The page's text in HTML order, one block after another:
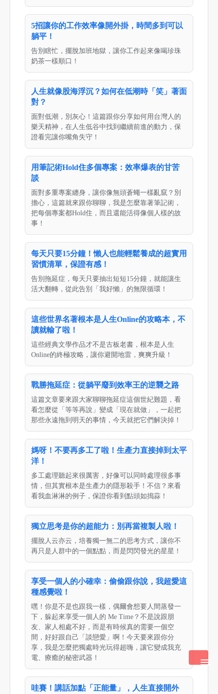
5招讓你的工作效率像開外掛，時間多到可以
躺平！
告別瞎忙，擺脫加班地獄，讓你工作起來像喝珍珠
奶茶一樣順口！
人生就像股海浮沉？如何在低潮時「笑」著面
對？
面對低潮，別灰心！這篇跟你分享如何用台灣人的
樂天精神，在人生低谷中找到繼續前進的動力，保
證看完讓你嘴角失守！
用筆記術Hold住多個專案：效率爆表的甘苦
談
面對多重專案纏身，讓你像無頭蒼蠅一樣亂竄？別
擔心，這篇就來跟你聊聊，我是怎麼靠著筆記術，
把每個專案都Hold住，而且還能活得像個人樣的故
事！
每天只要15分鐘！懶人也能輕鬆養成的超實用
習慣清單，保證有感！
告別拖延症，每天只要抽出短短15分鐘，就能讓生
活大翻轉，從此告別「我好懶」的無限循環！
這些世界名著根本是人生Online的攻略本，不
讀就輸了啦！
這些經典文學作品才不是古板老書，根本是人生
Online的終極攻略，讓你避開地雷，爽爽升級！
戰勝拖延症：從躺平廢到效率王的逆襲之路
這篇文章要來跟大家聊聊拖延症這個世紀難題，看
看怎麼從「等等再說」變成「現在就做」，一起把
那些永遠拖到明天的事情，今天就把它們解決掉！
媽呀！不要再多工了啦！生產力直接掉到太平
洋！
多工處理聽起來很厲害，好像可以同時處理很多事
情，但其實根本是生產力的隱形殺手！不信？來看
看我血淋淋的例子，保證你看到點頭如搗蒜！
獨立思考是你的超能力：別再當複製人啦！
擺脫人云亦云，培養獨一無二的思考方式，讓你不
再只是人群中的一個點點，而是閃閃發光的星星！
享受一個人的小確幸：偷偷跟你說，我超愛這
種感覺啦！
嘿！你是不是也跟我一樣，偶爾會想要人間蒸發一
下，躲起來享受一個人的 Me Time？不是說跟朋
友、家人相處不好，而是有時候真的需要一個空
間，好好跟自己「談戀愛」啊！今天要來跟你分
享，我是怎麼把獨處時光玩得超嗨，讓它變成我充
電、療癒的秘密武器！
哇賽！講話加點「正能量」，人生直接開外